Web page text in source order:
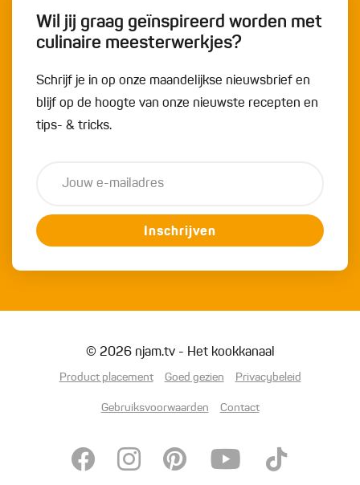
Wil jij graag geïnspireerd worden met
culinaire meesterwerkjes?
Schrijf je in op onze maandelijkse nieuwsbrief en
blijf op de hoogte van onze nieuwste recepten en
tips- & tricks.
Inschrijven
© 2026 njam.tv - Het kookkanaal
Product placement Goed gezien Privacybeleid
Gebruiksvoorwaarden Contact